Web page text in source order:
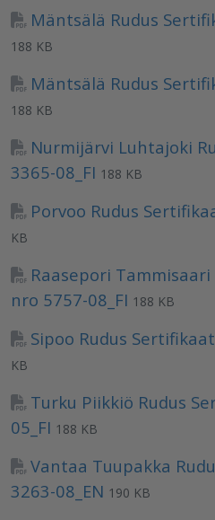
Mäntsälä Rudus
188 KB
Mäntsälä Rudus
188 KB
Nurmijärvi Luhtajoki
3365-08_FI 188 KB
Porvoo Rudus
KB
Raasepori
nro 5757-08_FI 188 KB
Sipoo Rudus
KB
Turku Piikkiö Rudus
05_FI 188 KB
Vantaa Tuupakka
3263-08_EN 190 KB